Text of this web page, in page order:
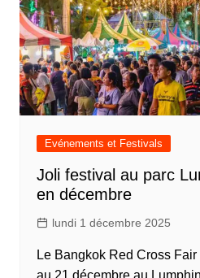
Evénements et Festivals
Joli festival au parc
en décembre
lundi 1 décembre 2025
Le Bangkok Red Cross